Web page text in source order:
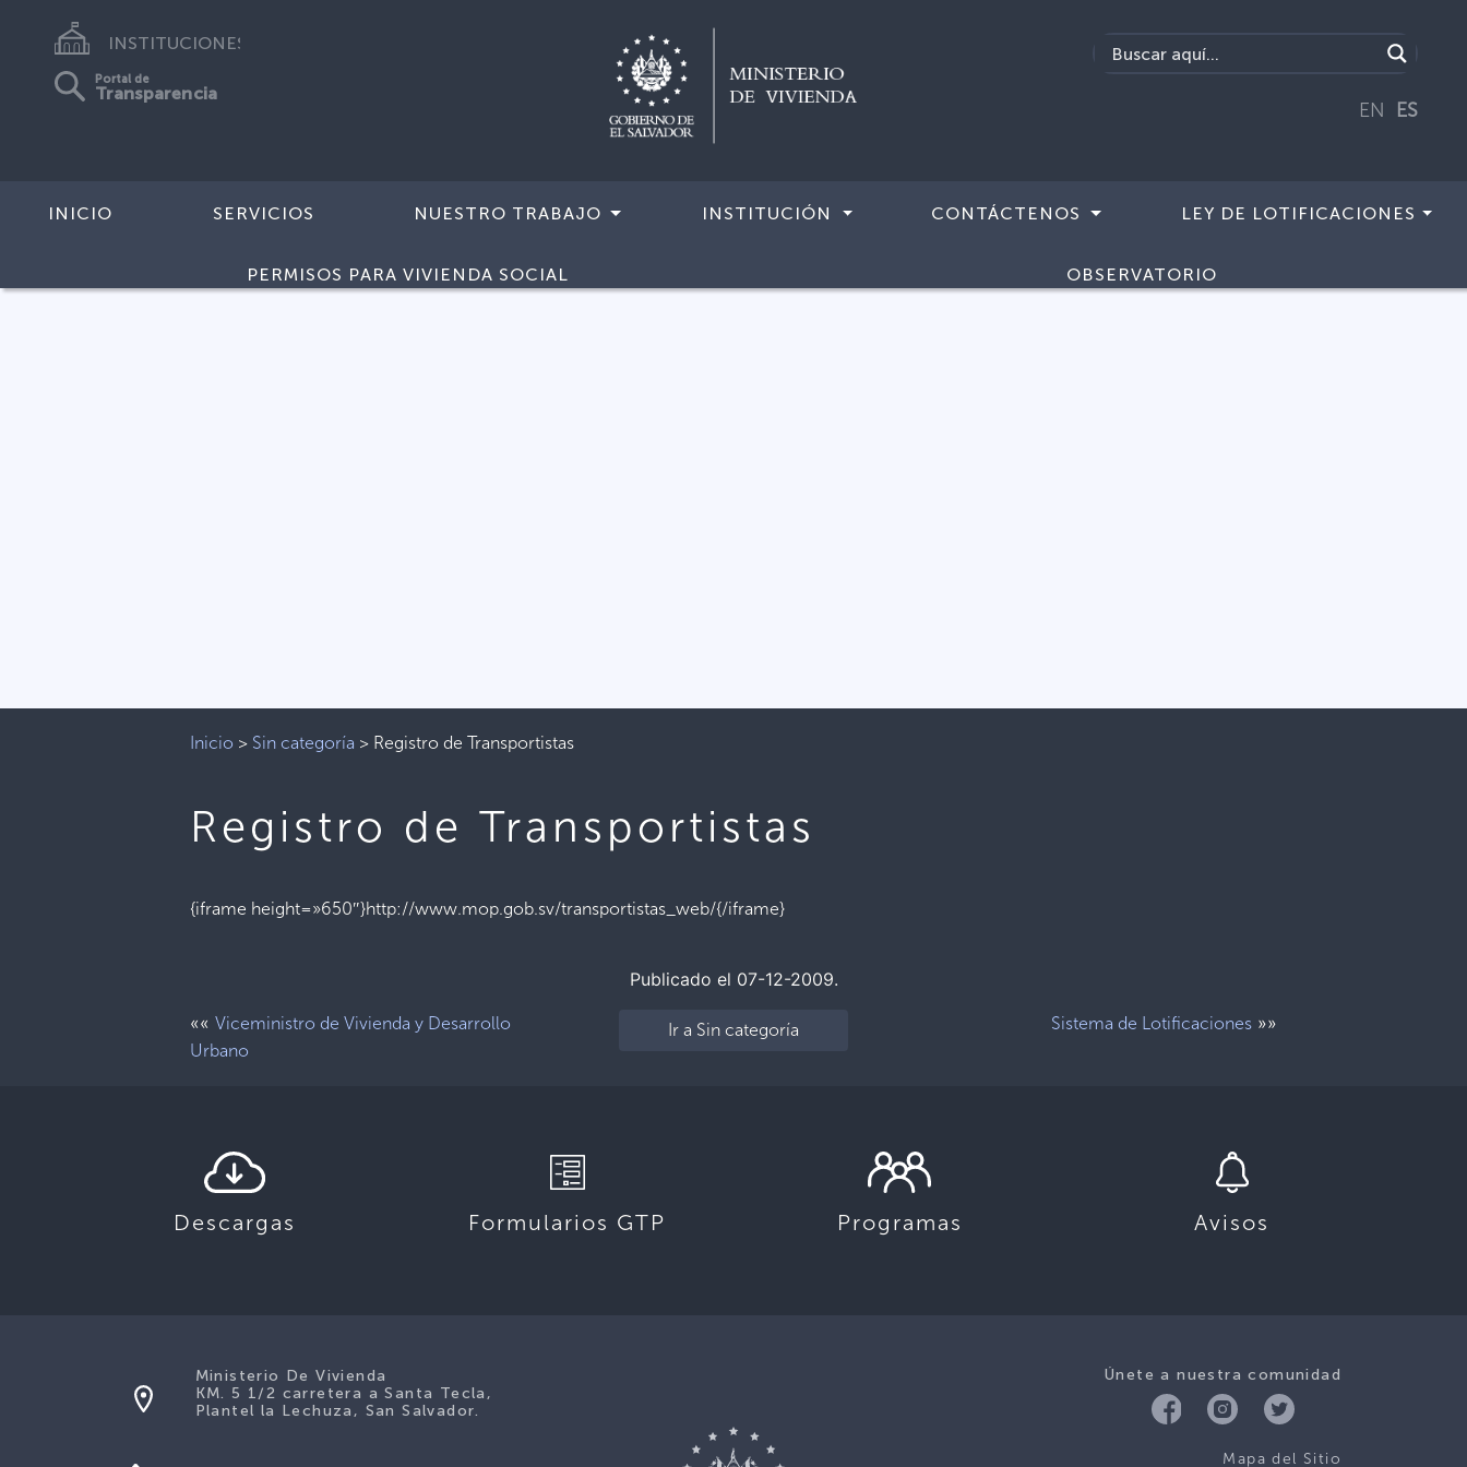
INSTITUCIONES
Portal de
Transparencia
EN ES
INICIO SERVICIOS NUESTRO TRABAJO INSTITUCIÓN CONTÁCTENOS LEY DE LOTIFICACIONES
PERMISOS PARA VIVIENDA SOCIAL OBSERVATORIO
Inicio > Sin categoría > Registro de Transportistas
Registro de Transportistas
{iframe height=»650″}http://www.mop.gob.sv/transportistas_web/{/iframe}
Publicado el 07-12-2009.
««Viceministro de Vivienda y Desarrollo
Urbano
Ir a Sin categoría Sistema de Lotificaciones»»
Descargas Formularios GTP Programas Avisos
Únete a nuestra comunidad
Mapa del Sitio
Ministerio De Vivienda
KM. 5 1/2 carretera a Santa Tecla,
Plantel la Lechuza, San Salvador.